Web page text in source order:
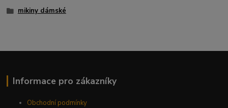
mikiny dámské
Informace pro zákazníky
Obchodní podmínky